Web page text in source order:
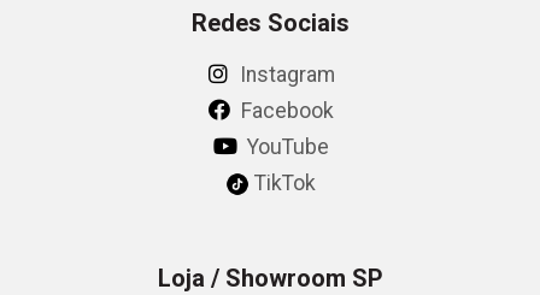
Redes Sociais
Instagram
Facebook
YouTube
TikTok
Loja / Showroom SP